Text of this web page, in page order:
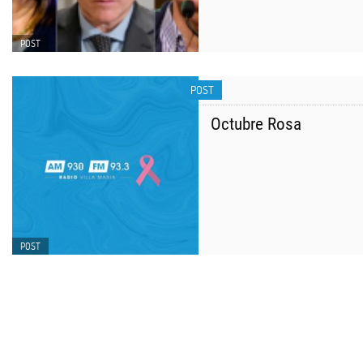
POST
POST
POST
Octubre Rosa